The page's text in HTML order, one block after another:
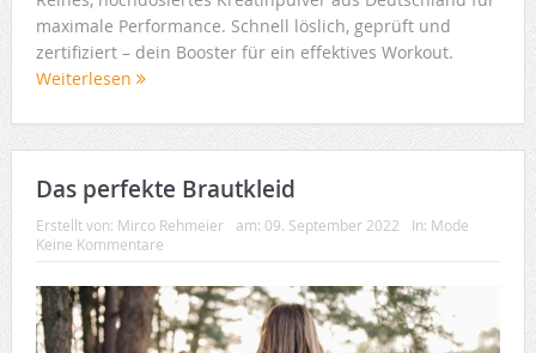
maximale Performance. Schnell löslich, geprüft und
zertifiziert – dein Booster für ein effektives Workout.
Weiterlesen
Das perfekte Brautkleid
Erstellt von: Mirco Rehmeier am: 09. September 2022 In: Mode
Keine Kommentare